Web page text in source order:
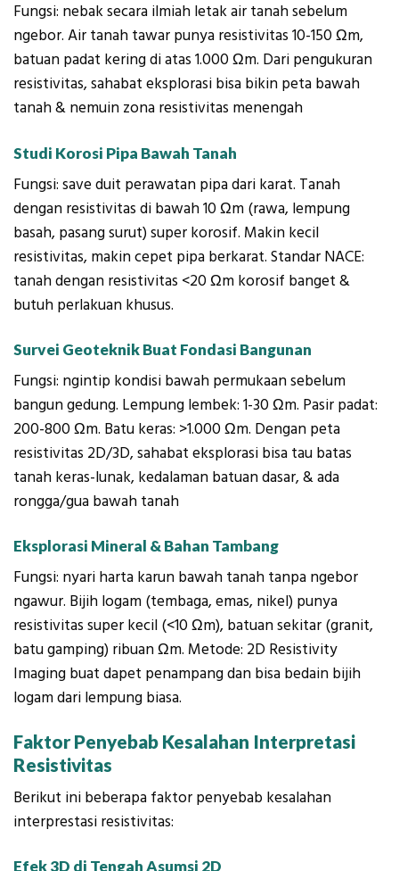
Fungsi: nebak secara ilmiah letak air tanah sebelum
ngebor. Air tanah tawar punya resistivitas 10-150 Ωm,
batuan padat kering di atas 1.000 Ωm. Dari pengukuran
resistivitas, sahabat eksplorasi bisa bikin peta bawah
tanah & nemuin zona resistivitas menengah
Studi Korosi Pipa Bawah Tanah
Fungsi: save duit perawatan pipa dari karat. Tanah
dengan resistivitas di bawah 10 Ωm (rawa, lempung
basah, pasang surut) super korosif. Makin kecil
resistivitas, makin cepet pipa berkarat. Standar NACE:
tanah dengan resistivitas <20 Ωm korosif banget &
butuh perlakuan khusus.
Survei Geoteknik Buat Fondasi Bangunan
Fungsi: ngintip kondisi bawah permukaan sebelum
bangun gedung. Lempung lembek: 1-30 Ωm. Pasir padat:
200-800 Ωm. Batu keras: >1.000 Ωm. Dengan peta
resistivitas 2D/3D, sahabat eksplorasi bisa tau batas
tanah keras-lunak, kedalaman batuan dasar, & ada
rongga/gua bawah tanah
Eksplorasi Mineral & Bahan Tambang
Fungsi: nyari harta karun bawah tanah tanpa ngebor
ngawur. Bijih logam (tembaga, emas, nikel) punya
resistivitas super kecil (<10 Ωm), batuan sekitar (granit,
batu gamping) ribuan Ωm. Metode: 2D Resistivity
Imaging buat dapet penampang dan bisa bedain bijih
logam dari lempung biasa.
Faktor Penyebab Kesalahan Interpretasi
Resistivitas
Berikut ini beberapa faktor penyebab kesalahan
interprestasi resistivitas:
Efek 3D di Tengah Asumsi 2D